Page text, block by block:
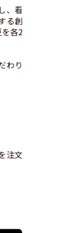
、看
る創
各2
わり
注文